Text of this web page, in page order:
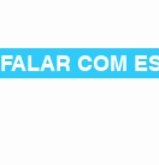
FALAR COM